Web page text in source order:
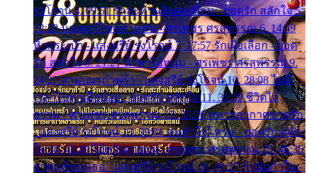
รุ่งโรจน์ 4. 09:51 รักสะท้านดินสะเทือน - ยอดรัก สลักใจ 5.
12:23 มอเตอร์ไซค์ทำหล่น - ศรเพชร ศรสุพรรณ 6. 14:49
หิ้วกระเป๋า - แสงสุรีย์ รุ่งโรจน์ 7. 17:57 รักเผื่อเลือก - ยอด
รัก สลักใจ 8. 21:21 น้ำตาไอ้หนุ่ม - ศรเพชร ศรสุพรรณ 9.
24:27 สามเณรกำพร้า - แสงสุรีย์ รุ่งโรจน์ 10. 28:08 ไม่มี
เวลาไปหาเมียน้อย - ยอดรัก สลักใจ 11. 31:29 ชีวิตไอ้
ธรรม - ศรเพชร ศรสุพรรณ 12. 35:26 ทหารอากาศขาดรัก
- แสงสุรีย์ รุ่งโรจน์ 13. 39:01 คนหัวใจโทรม - ยอดรัก สลัก
ใจ 14. 42:49 ไอ้หวังตายแน่ - ศรเพชร ศรสุพรรณ 15. 46:35
ธาตุแท้ของเธอ - แสงสุรีย์ รุ่งโรจน์ 16. 49:57 กำนันกำใน -